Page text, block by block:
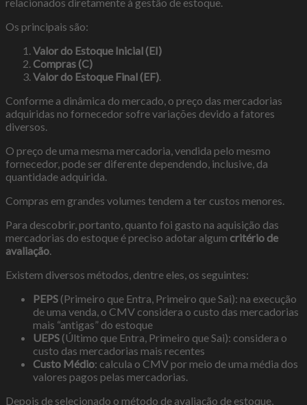
Os principais são:
Valor do Estoque Inicial (EI)
Compras (C)
Valor do Estoque Final (EF)
Conforme a dinâmica do mercado, o preço das mercadorias
adquiridas no fornecedor sofre variações devido a fatores
diversos.
O preço de uma mesma mercadoria, vendida pelo mesmo
fornecedor, pode ser diferente dependendo, inclusive, da
quantidade adquirida.
Compras em grandes volumes tendem a ter custos menores.
Para descobrir, portanto, quanto foi gasto na aquisição das
mercadorias do estoque é preciso adotar algum critério de
avaliação
Existem diversos métodos, dentre eles, os seguintes:
PEPS (Primeiro que Entra, Primeiro que Sai): na execução
de uma venda, o CMV considera o custo das mercadorias
mais “antigas” do estoque
UEPS (Último que Entra, Primeiro que Sai): considera o
custo das mercadorias mais recentes
Custo Médio: calcula o CMV por meio de uma média dos
valores pagos pelas mercadorias.
Depois de selecionado o método de avaliação de estoque,